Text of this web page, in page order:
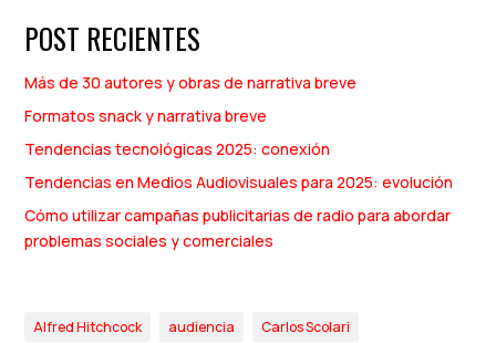
POST RECIENTES
Más de 30 autores y obras de narrativa breve
Formatos snack y narrativa breve
Tendencias tecnológicas 2025: conexión
Tendencias en Medios Audiovisuales para 2025: evolución
Cómo utilizar campañas publicitarias de radio para abordar
problemas sociales y comerciales
Alfred Hitchcock audiencia
Carlos Scolari